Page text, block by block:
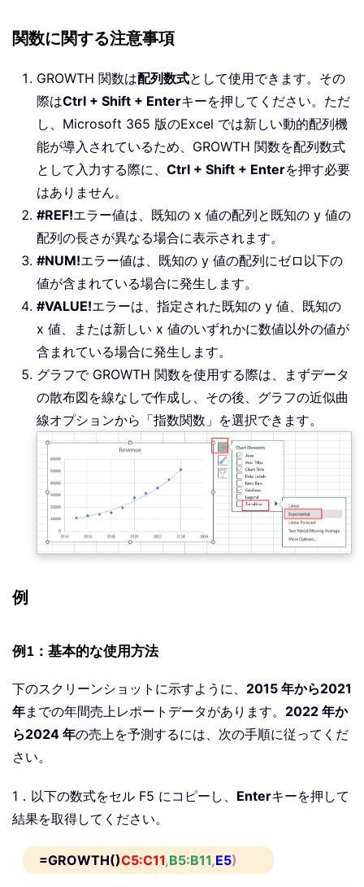
関数に関する注意事項
GROWTH 関数は配列数式として使用できます。その
際はCtrl + Shift + Enterキーを押してください。ただ
し、Microsoft 365 版のExcel では新しい動的配列機
能が導入されているため、GROWTH 関数を配列数式
として入力する際に、 Ctrl + Shift + Enterを押す必要
はありません。
#REF!エラー値は、既知の x 値の配列と既知の y 値の
配列の長さが異なる場合に表示されます。
#NUM!エラー値は、既知の y 値の配列にゼロ以下の
値が含まれている場合に発生します。
#VALUE!エラーは、指定された既知の y 値、既知の
x 値、または新しい x 値のいずれかに数値以外の値が
含まれている場合に発生します。
グラフで GROWTH 関数を使用する際は、まずデータ
の散布図を線なしで作成し、その後、グラフの近似曲
線オプションから「指数関数」を選択できます。
例
例1：基本的な使用方法
下のスクリーンショットに示すように、 2015 年から2021
年までの年間売上レポートデータがあります。 2022 年か
ら2024 年の売上を予測するには、次の手順に従ってくだ
さい。
1．以下の数式をセル F5 にコピーし、 Enterキーを押して
結果を取得してください。
=GROWTH()C5:C11,B5:B11,E5)